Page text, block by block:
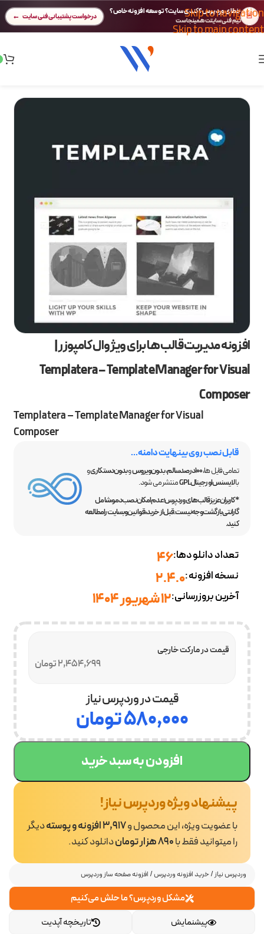
Skip to navigation
Skip to main content
🚨 خطای وردپرس؟ کندی سایت؟ توسعه افزونه خاص؟
تیم فنی سایتت همینجاست درخواست پشتیبانی فنی سایت
وردپرس نیاز/خرید افزونه وردپرس/ افزونه صفحه ساز وردپرس
مشکل وردپرس؟ ما حلش می‌کنیم
تاریخچه آپدیت
پیشنمایش
افزونه مدیریت قالب ها برای ویژوال کامپوزر |
Templatera – Template Manager for Visual
Composer
Templatera – Template Manager for Visual
Composer
قابل نصب روی بینهایت دامنه...
تمامی فایل ها،100 درصد سالم ،بدون ویروسوبدون دستکاریو
بالایسنس اورجینال GPL
منتشر می شود.
*کاربران عزیز قالب‌های وردپرس؛ عدم امکان نصب دمو، شامل
گارانتی بازگشت وجه نیست. قبل از خرید، قوانین وبسایت را مطالعه
کنید.
تعداد دانلودها:46
نسخه افزونه:2.4.0
آخرین بروزرسانی:12 شهریور 1404
2,454,699 تومان
قیمت در مارکت خارجی
قیمت در وردپرس نیاز
۵۸۰,۰۰۰تومان
افزودن به سبد خرید
پیشنهاد ویژه وردپرس نیاز!
با عضویت ویژه، این محصول و3,917 افزونه و پوسته
دیگر
را میتوانید فقط با890 هزار تومان دانلود کنید.